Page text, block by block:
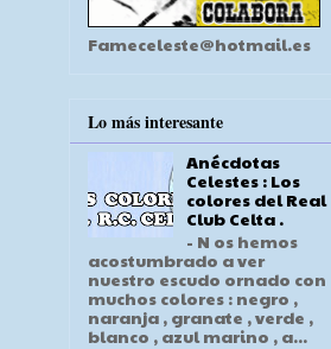
Fameceleste@hotmail.es
Lo más interesante
Anécdotas
Celestes : Los
colores del Real
Club Celta .
- N os hemos
acostumbrado a ver
nuestro escudo ornado con
muchos colores : negro ,
naranja , granate , verde ,
blanco , azul marino , a...